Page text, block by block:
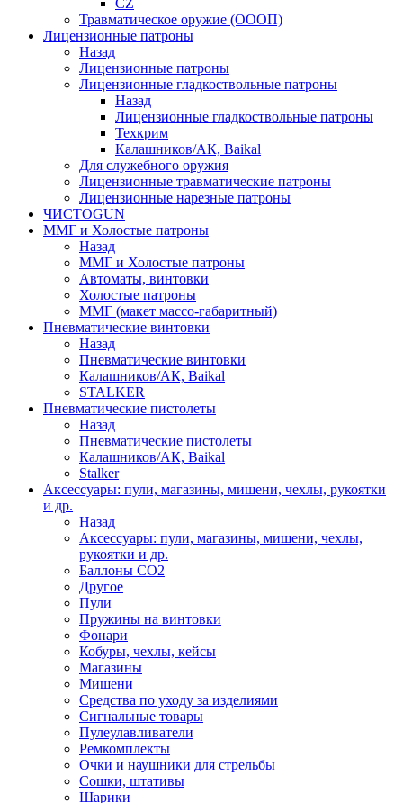
CZ
Травматическое оружие (ОООП)
Лицензионные патроны
Назад
Лицензионные патроны
Лицензионные гладкоствольные патроны
Назад
Лицензионные гладкоствольные патроны
Техкрим
Калашников/АК, Baikal
Для служебного оружия
Лицензионные травматические патроны
Лицензионные нарезные патроны
ЧИСТОGUN
ММГ и Холостые патроны
Назад
ММГ и Холостые патроны
Автоматы, винтовки
Холостые патроны
ММГ (макет массо-габаритный)
Пневматические винтовки
Назад
Пневматические винтовки
Калашников/АК, Baikal
STALKER
Пневматические пистолеты
Назад
Пневматические пистолеты
Калашников/АК, Baikal
Stalker
Аксессуары: пули, магазины, мишени, чехлы, рукоятки
и др.
Назад
Аксессуары: пули, магазины, мишени, чехлы,
рукоятки и др.
Баллоны CO2
Другое
Пули
Пружины на винтовки
Фонари
Кобуры, чехлы, кейсы
Магазины
Мишени
Средства по уходу за изделиями
Сигнальные товары
Пулеулавливатели
Ремкомплекты
Очки и наушники для стрельбы
Сошки, штативы
Шарики